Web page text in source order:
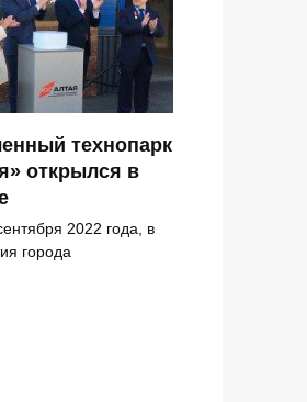
технопарк
открылся в
2022 года, в
города